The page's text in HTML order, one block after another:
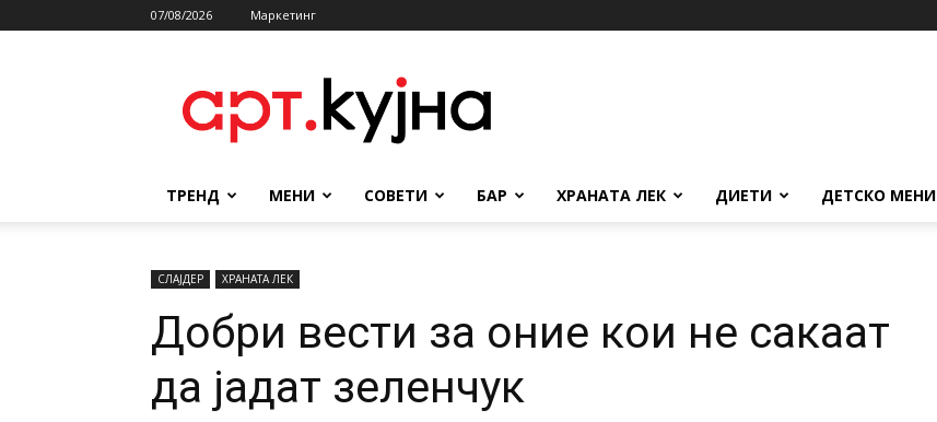
07/08/2026 Маркетинг
ТРЕНД МЕНИ СОВЕТИ БАР ХРАНАТА ЛЕК ДИЕТИ ДЕТСКО МЕНИ
СЛАЈДЕР ХРАНАТА ЛЕК
Добри вести за оние кои не сакаат
да јадат зеленчук